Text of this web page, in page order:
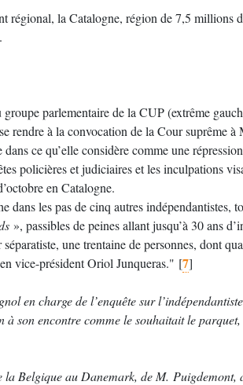
régional, la Catalogne, région de 7,5 millions
parlementaire de la CUP (extrême
rendre à la convocation de la Cour suprême
ce qu’elle considère comme une
policières et judiciaires et les inculpations
en Catalogne.
dans les pas de cinq autres indépendantistes,
», passibles de peines allant jusqu’à 30 ans
une trentaine de personnes, dont
vice-président Oriol Junqueras." [7]
en charge de l’enquête sur
son encontre comme le souhaitait le
la Belgique au Danemark, de M.